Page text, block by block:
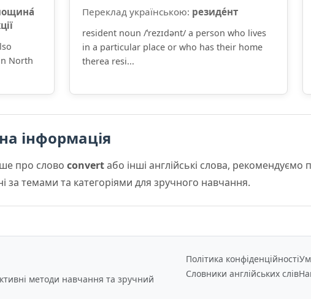
North
Переклад українською: резиде́нт
resident noun /ˈrezɪdənt/ a person who lives
in a particular place or who has their home
therea resi...
інформація
про слово convertабо інші англійські слова, рекомендуємо
за темами та категоріями для зручного навчання.
методи навчання та зручний
Політика конфіденційності
Словники англійських слів